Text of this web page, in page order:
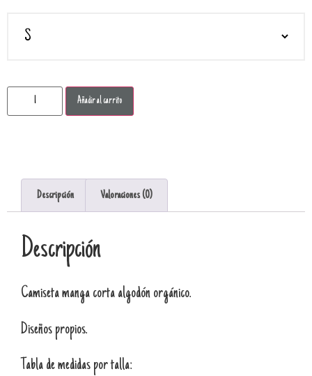
Añadir al carrito
Descripción Valoraciones (0)
Descripción
Camiseta manga corta algodón orgánico.
Diseños propios.
Tabla de medidas por talla: